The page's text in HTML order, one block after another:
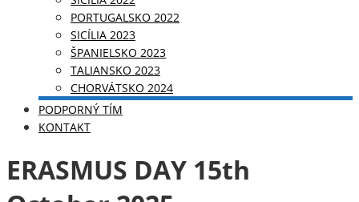
PORTUGALSKO 2022
SICÍLIA 2023
ŠPANIELSKO 2023
TALIANSKO 2023
CHORVÁTSKO 2024
PODPORNÝ TÍM
KONTAKT
ERASMUS DAY 15th